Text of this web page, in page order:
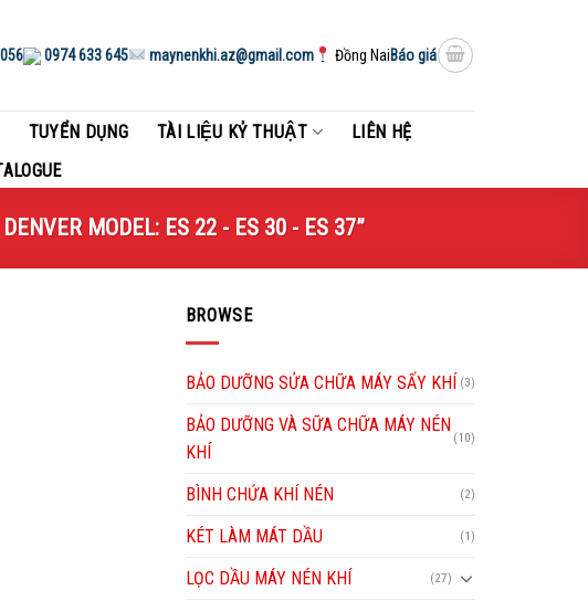
0974 633 645 maynenkhi.az@gmail.com Đồng NaiBáo giá
TUYỂN DỤNG TÀI LIỆU KỶ THUẬT
LIÊN HỆ
MODEL: ES 22 - ES 30 - ES 37”
BROWSE
BẢO DƯỠNG SỬA CHỮA MÁY SẤY KHÍ (3)
BẢO DƯỠNG VÀ SỮA CHỮA MÁY NÉN
KHÍ
(10)
BÌNH CHỨA KHÍ NÉN (2)
KÉT LÀM MÁT DẦU (1)
LỌC DẦU MÁY NÉN KHÍ (27)